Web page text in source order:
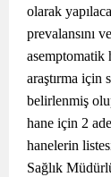
olarak
prevalansını
asemptomatik
araştırma için
belirlenmiş
hane için 2
hanelerin
Sağlık